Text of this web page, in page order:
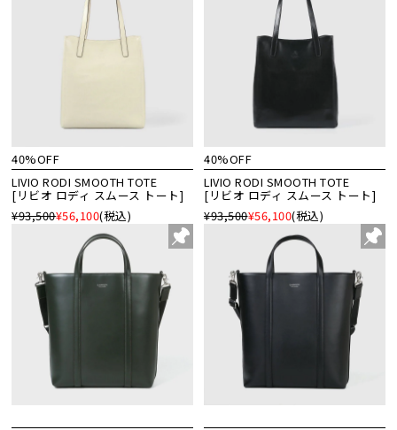
40%OFF
LIVIO RODI SMOOTH TOTE
[リビオ ロディ スムース トート]
¥93,500¥56,100(税込)
40%OFF
LIVIO RODI SMOOTH TOTE
[リビオ ロディ スムース トート]
¥93,500¥56,100(税込)